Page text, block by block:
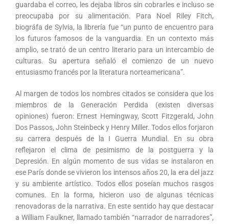
guardaba el correo, les dejaba libros sin cobrarles e incluso se
preocupaba por su alimentación. Para Noel Riley Fitch,
biográfa de Sylvia, la librería fue “un punto de encuentro para
los futuros famosos de la vanguardia. En un contexto más
amplio, se trató de un centro literario para un intercambio de
culturas. Su apertura señaló el comienzo de un nuevo
entusiasmo francés por la literatura norteamericana”.
Al margen de todos los nombres citados se considera que los
miembros de la Generación Perdida (existen diversas
opiniones) fueron: Ernest Hemingway, Scott Fitzgerald, John
Dos Passos, John Steinbeck y Henry Miller. Todos ellos forjaron
su carrera después de la I Guerra Mundial. En su obra
reflejaron el clima de pesimismo de la postguerra y la
Depresión. En algún momento de sus vidas se instalaron en
ese París donde se vivieron los intensos años 20, la era del jazz
y su ambiente artístico. Todos ellos poseían muchos rasgos
comunes. En la forma, hicieron uso de algunas técnicas
renovadoras de la narrativa. En este sentido hay que destacar
a William Faulkner, llamado también “narrador de narradores”,